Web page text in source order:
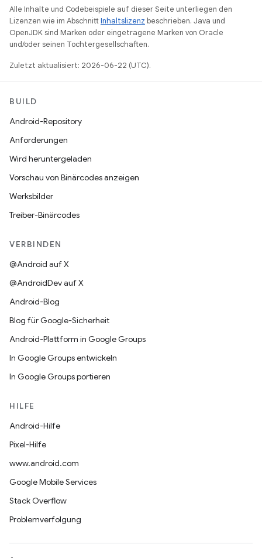
Alle Inhalte und Codebeispiele auf dieser Seite unterliegen den
Lizenzen wie im AbschnittInhaltslizenz beschrieben. Java und
OpenJDK sind Marken oder eingetragene Marken von Oracle
und/oder seinen Tochtergesellschaften.
Zuletzt aktualisiert: 2026-06-22 (UTC).
BUILD
Android-Repository
Anforderungen
Wird heruntergeladen
Vorschau von Binärcodes anzeigen
Werksbilder
Treiber-Binärcodes
VERBINDEN
@Android auf X
@AndroidDev auf X
Android-Blog
Blog für Google-Sicherheit
Android-Plattform in Google Groups
In Google Groups entwickeln
In Google Groups portieren
HILFE
Android-Hilfe
Pixel-Hilfe
www.android.com
Google Mobile Services
Stack Overflow
Problemverfolgung